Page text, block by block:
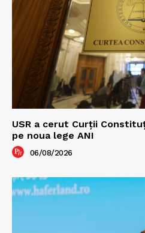
USR a cerut Curții
pe noua lege ANI
06/08/2026